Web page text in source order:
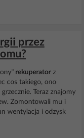
przez
rekuperator z
cos takiego, ono
Teraz znajomy
Zomontowali mu i
wentylacja i odzysk